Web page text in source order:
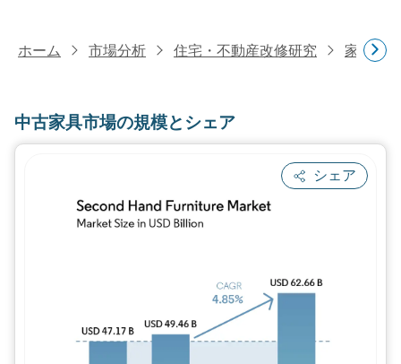
ホーム 市場分析 住宅・不動産改修研究 家具・
中古家具市場の規模とシェア
シェア